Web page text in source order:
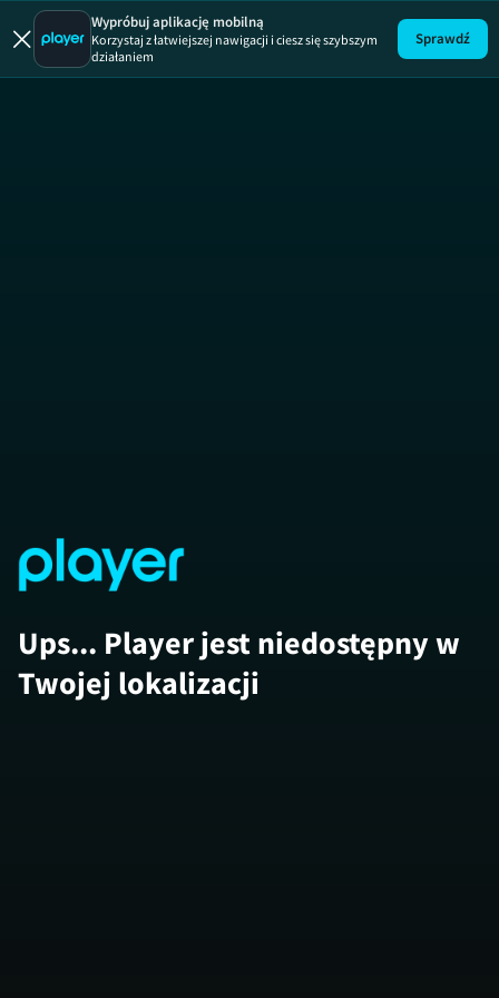
Godziny
Wypróbuj aplikację mobilną
Korzystaj z łatwiejszej nawigacji i ciesz się szybszym
działaniem
Sprawdź
Ups... Player jest niedostępny w
Twojej lokalizacji